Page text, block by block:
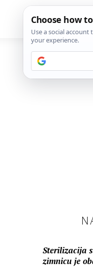
Sterilizacija
zimnicu je